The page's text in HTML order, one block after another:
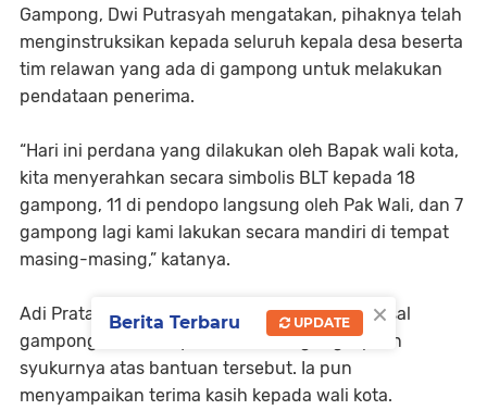
Gampong, Dwi Putrasyah mengatakan, pihaknya telah
menginstruksikan kepada seluruh kepala desa beserta
tim relawan yang ada di gampong untuk melakukan
pendataan penerima.
“Hari ini perdana yang dilakukan oleh Bapak wali kota,
kita menyerahkan secara simbolis BLT kepada 18
gampong, 11 di pendopo langsung oleh Pak Wali, dan 7
gampong lagi kami lakukan secara mandiri di tempat
masing-masing,” katanya.
Adi Pratama, salah-seorang penerima dana asal
gampong Geuce Kayee Jatoe mengungkapkan
syukurnya atas bantuan tersebut. Ia pun
menyampaikan terima kasih kepada wali kota.
×
Berita Terbaru UPDATE